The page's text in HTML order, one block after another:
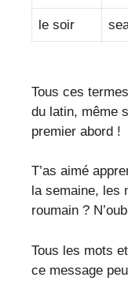
le soir
Tous ces
du latin, même
premier abord !
T’as aimé
la semaine, les
roumain ?
Tous les mots
ce message